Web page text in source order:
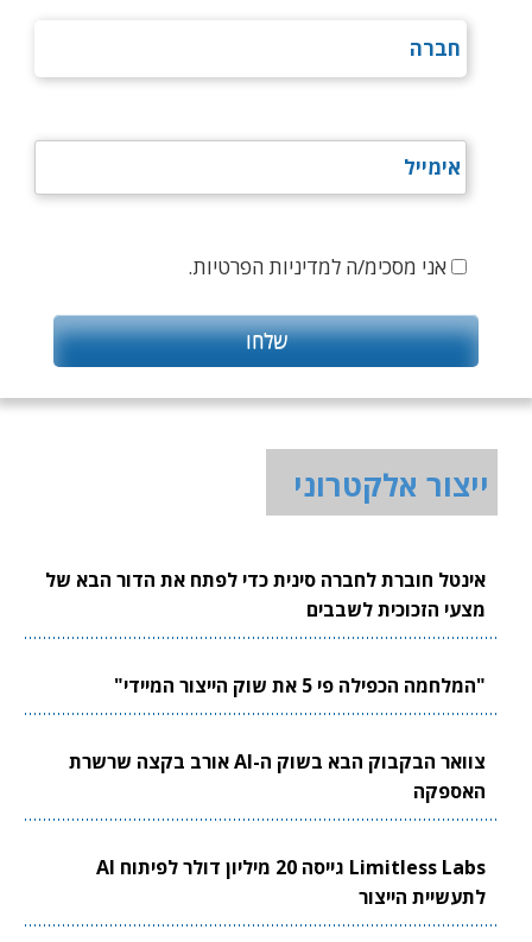
אני מסכימ/ה למדיניות הפרטיות.
ייצור אלקטרוני
אינטל חוברת לחברה סינית כדי לפתח את הדור הבא של
מצעי הזכוכית לשבבים
"המלחמה הכפילה פי 5 את שוק הייצור המיידי"
צוואר הבקבוק הבא בשוק ה-AI אורב בקצה שרשרת
האספקה
Limitless Labs גייסה 20 מיליון דולר לפיתוח AI
לתעשיית הייצור